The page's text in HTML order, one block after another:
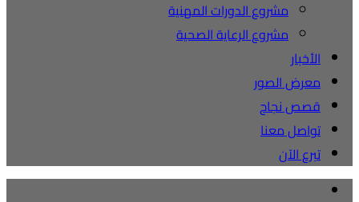
مشروع الدورات المهنية
مشروع الرعاية الصحية
الأخبار
معرض الصور
قصص نجاح
تواصل معنا
تبرع الآن